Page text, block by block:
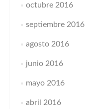
octubre 2016
septiembre 2016
agosto 2016
junio 2016
mayo 2016
abril 2016